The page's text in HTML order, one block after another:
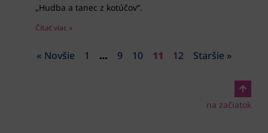
„Hudba a tanec z kotúčov“.
Čítať viac »
« Novšie 1 … 9 10 11 12 Staršie »
na začiatok